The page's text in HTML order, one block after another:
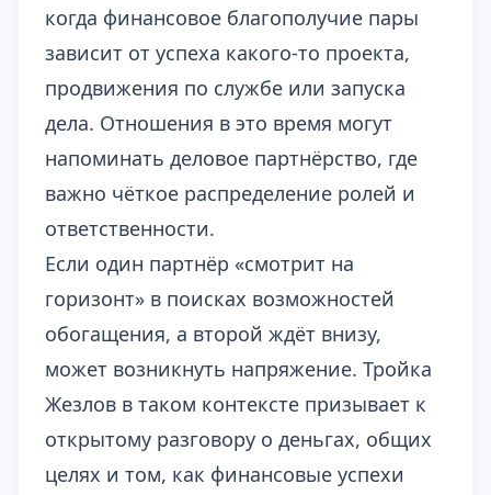
когда финансовое благополучие пары
зависит от успеха какого-то проекта,
продвижения по службе или запуска
дела. Отношения в это время могут
напоминать деловое партнёрство, где
важно чёткое распределение ролей и
ответственности.
Если один партнёр «смотрит на
горизонт» в поисках возможностей
обогащения, а второй ждёт внизу,
может возникнуть напряжение. Тройка
Жезлов в таком контексте призывает к
открытому разговору о деньгах, общих
целях и том, как финансовые успехи